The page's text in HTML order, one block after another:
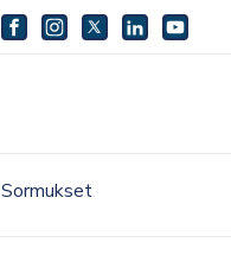
facebookinstagram
twitterlinkedinyoutube
Sormukset